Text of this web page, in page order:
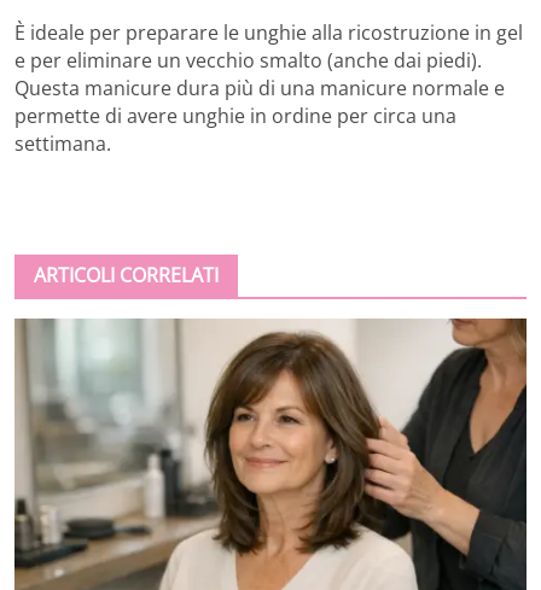
È ideale per preparare le unghie alla ricostruzione in gel
e per eliminare un vecchio smalto (anche dai piedi).
Questa manicure dura più di una manicure normale e
permette di avere unghie in ordine per circa una
settimana.
ARTICOLI CORRELATI